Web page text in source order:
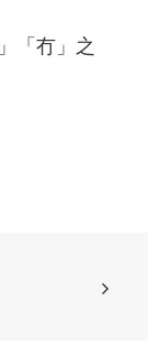
「冇」之